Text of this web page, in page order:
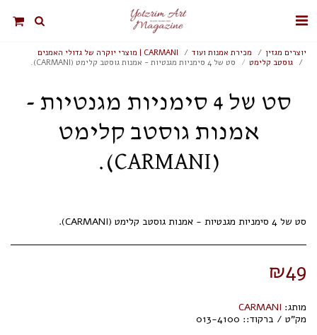
יוצרים מגזין מכירת אמנות ועוד
CARMANI | מוצרי יוקרה של גדולי האמנים
גוסטב קלימט
סט של 4 סימניות מגנטיות - אמנות גוסטב קלימט (CARMANI).
סט של 4 סימניות מגנטיות -
אמנות גוסטב קלימט
(CARMANI).
סט של 4 סימניות מגנטיות - אמנות גוסטב קלימט (CARMANI).
₪49
מותג: CARMANI
מק"ט / ברקוד:: 013-4100